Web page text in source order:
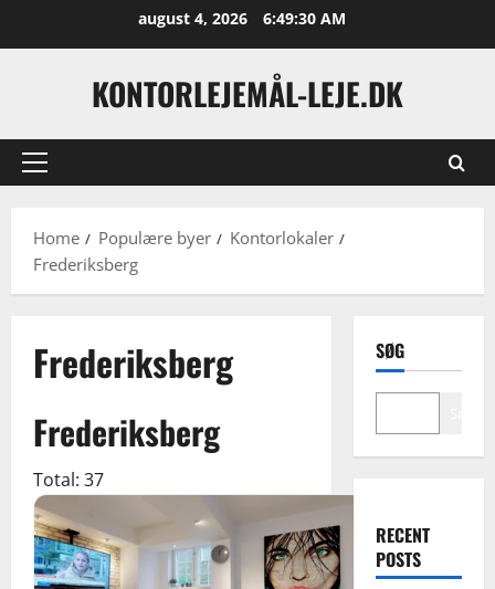
august 4, 2026 6:49:31 AM
KONTORLEJEMÅL-LEJE.DK
Primary
Home
Populære byer
Kontorlokaler
Frederiksberg
Frederiksberg
Frederiksberg
Total: 37
SØG
RECENT
POSTS